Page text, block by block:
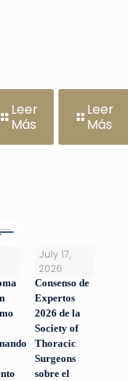
Leer
Más
Leer
Más
July 17,
2026
Consenso de
Expertos
2026 de la
Society of
Thoracic
Surgeons
sobre el